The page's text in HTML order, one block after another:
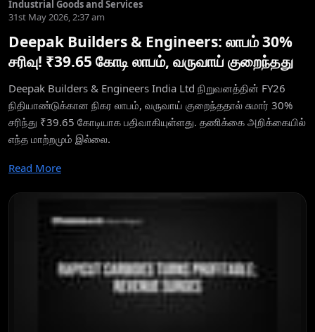
Industrial Goods and Services
31st May 2026, 2:37 am
Deepak Builders & Engineers: லாபம் 30%
சரிவு! ₹39.65 கோடி லாபம், வருவாய் குறைந்தது
Deepak Builders & Engineers India Ltd நிறுவனத்தின் FY26
நிதியாண்டுக்கான நிகர லாபம், வருவாய் குறைந்ததால் சுமார் 30%
சரிந்து ₹39.65 கோடியாக பதிவாகியுள்ளது. தணிக்கை அறிக்கையில்
எந்த மாற்றமும் இல்லை.
Read More